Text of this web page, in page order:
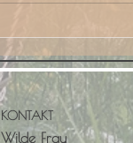
KONTAKT
Wilde Frau